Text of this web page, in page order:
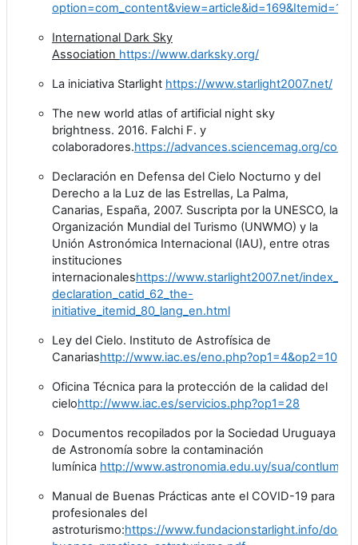
International Dark Sky
Association https://www.darksky.org/
La iniciativa Starlight https://www.starlight2007.net/
The new world atlas of artificial night sky
brightness. 2016. Falchi F. y
colaboradores.https://advances.sciencemag.org/
Declaración en Defensa del Cielo Nocturno y del
Derecho a la Luz de las Estrellas, La Palma,
Canarias, España, 2007. Suscripta por la UNESCO, la
Organización Mundial del Turismo (UNWMO) y la
Unión Astronómica Internacional (IAU), entre otras
instituciones
internacionaleshttps://www.starlight2007.net/
declaration_catid_62_the-
initiative_itemid_80_lang_en.html
Ley del Cielo. Instituto de Astrofísica de
Canariashttp://www.iac.es/eno.php?op1=4&op2=10
Oficina Técnica para la protección de la calidad del
cielohttp://www.iac.es/servicios.php?op1=28
Documentos recopilados por la Sociedad Uruguaya
de Astronomía sobre la contaminación
lumínica http://www.astronomia.edu.uy/sua/contlum/
Manual de Buenas Prácticas ante el COVID-19 para
profesionales del
astroturismo:https://www.fundacionstarlight.info/docs/